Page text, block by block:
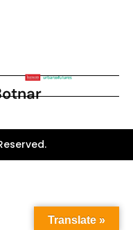
Translate »